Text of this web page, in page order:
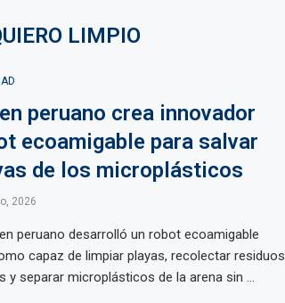
LIMPIO
peruano crea innovador
ecoamigable para salvar
de los microplásticos
2026
peruano desarrolló un robot ecoamigable
capaz de limpiar playas, recolectar residuos
y separar microplásticos de la arena sin ...